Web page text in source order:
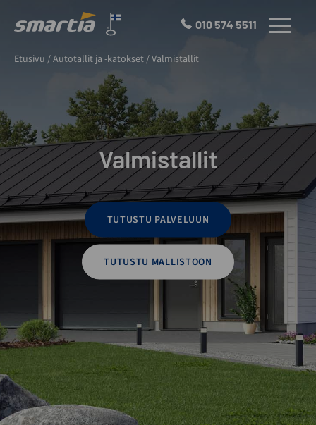
Oy
010 574 5511 VALIKKO
Etusivu /Autotallit ja -katokset/Valmistallit
Valmistallit
TUTUSTU PALVELUUN
TUTUSTU MALLISTOON